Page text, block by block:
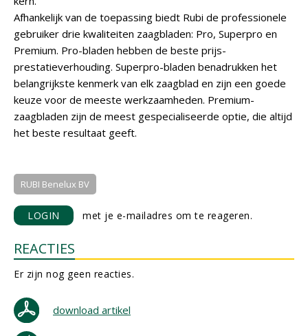
Afhankelijk van de toepassing biedt Rubi de professionele
gebruiker drie kwaliteiten zaagbladen: Pro, Superpro en
Premium. Pro-bladen hebben de beste prijs-
prestatieverhouding. Superpro-bladen benadrukken het
belangrijkste kenmerk van elk zaagblad en zijn een goede
keuze voor de meeste werkzaamheden. Premium-
zaagbladen zijn de meest gespecialiseerde optie, die altijd
het beste resultaat geeft.
RUBI Benelux BV
LOGIN met je e-mailadres om te reageren.
REACTIES
Er zijn nog geen reacties.
download artikel